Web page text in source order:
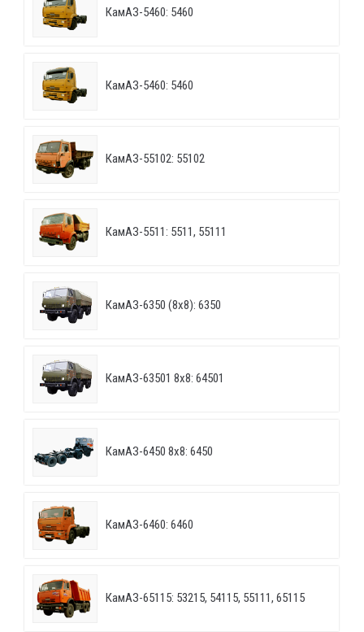
КамАЗ-5460: 5460
КамАЗ-5460: 5460
КамАЗ-55102: 55102
КамАЗ-5511: 5511, 55111
КамАЗ-6350 (8х8): 6350
КамАЗ-63501 8х8: 64501
КамАЗ-6450 8х8: 6450
КамАЗ-6460: 6460
КамАЗ-65115: 53215, 54115, 55111, 65115